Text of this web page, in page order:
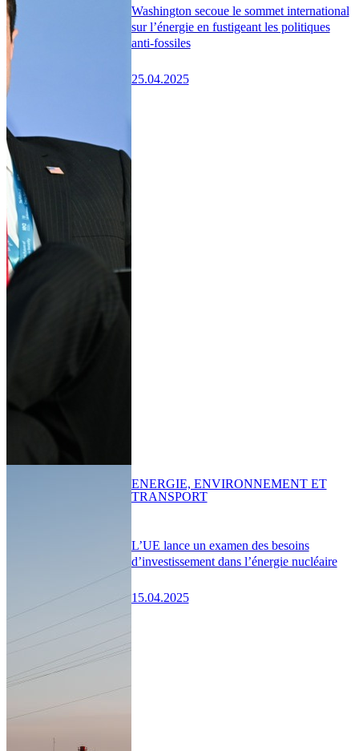
Washington secoue le sommet international
sur l’énergie en fustigeant les politiques
anti-fossiles
25.04.2025
L’UE lance un examen des besoins
d’investissement dans l’énergie nucléaire
15.04.2025
ENERGIE, ENVIRONNEMENT ET
TRANSPORT